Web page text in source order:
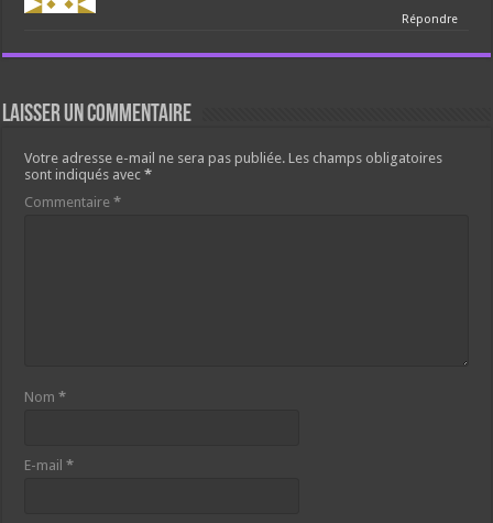
Répondre
Laisser un commentaire
Votre adresse e-mail ne sera pas publiée. Les champs obligatoires
sont indiqués avec*
Commentaire*
Nom*
E-mail*